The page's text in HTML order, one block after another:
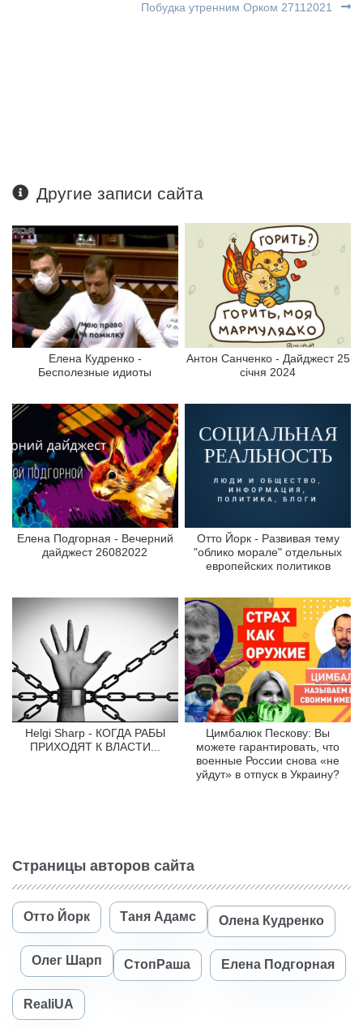
Побудка утренним Орком 27112021
Другие записи сайта
Елена Кудренко -
Бесполезные идиоты
Антон Санченко - Дайджест 25
січня 2024
Елена Подгорная - Вечерний
дайджест 26082022
Отто Йорк - Развивая тему
"облико морале" отдельных
европейских политиков
Helgi Sharp - КОГДА РАБЫ
ПРИХОДЯТ К ВЛАСТИ...
Цимбалюк Пескову: Вы
можете гарантировать, что
военные России снова «не
уйдут» в отпуск в Украину?
Страницы авторов сайта
Отто Йорк Таня Адамс Олена Кудренко
Олег Шарп СтопРаша Елена Подгорная
RealiUA